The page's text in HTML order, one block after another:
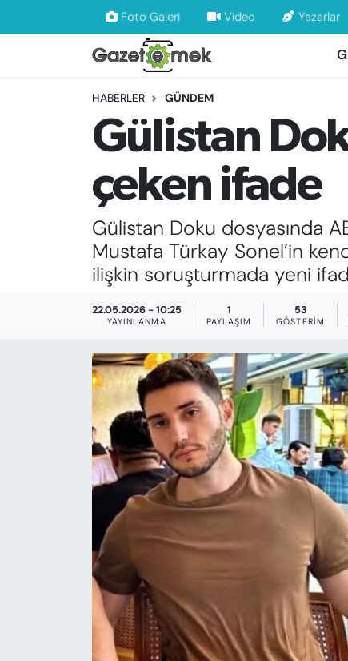
Foto Galeri Video Yazarlar
HABERLER GÜNDEM
Gülistan
çeken ifade
Gülistan Doku dosyasında
Mustafa Türkay Sonel’in
ilişkin soruşturmada yeni
22.05.2026 - 10:25
YAYINLANMA
1
PAYLAŞIM
53
GÖSTERIM
DÜNYA
EKONOMİ
EMEK HABERLERİ
YENİ MEDYADA EMEK GAZETECİLİĞİNİ
GELİŞTİRMEK
FAYDALI BİLGİLER
GÜNDEM
KÜLTÜR-SANAT
MAGAZİN
ÖZEL HABER
YAZAR KÖŞESİ
Nöbetçi Eczaneler
Hava Durumu
İstanbul Namaz Vakitleri
Trafik Durumu
Süper Lig Puan Durumu ve Fikstür
Tüm Manşetler
Son Dakika Haberleri